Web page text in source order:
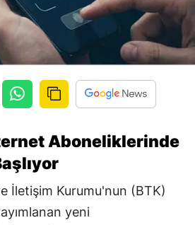
Aboneliklerinde
İletişim Kurumu'nun (BTK)
yeni